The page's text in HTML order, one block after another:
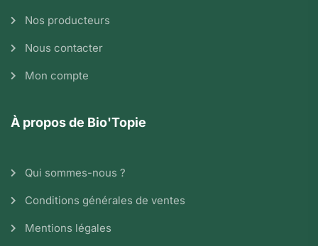
Nos producteurs
Nous contacter
Mon compte
À propos de Bio'Topie
Qui sommes-nous ?
Conditions générales de ventes
Mentions légales